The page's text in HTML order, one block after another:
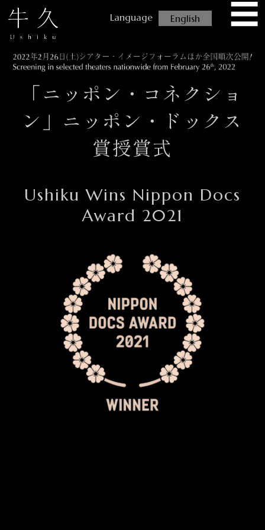
USHIKU ☰
English
「ニッポン・コネクショ
ン」ニッポン・ドックス
賞授賞式
Ushiku Wins Nippon Docs
Award 2021